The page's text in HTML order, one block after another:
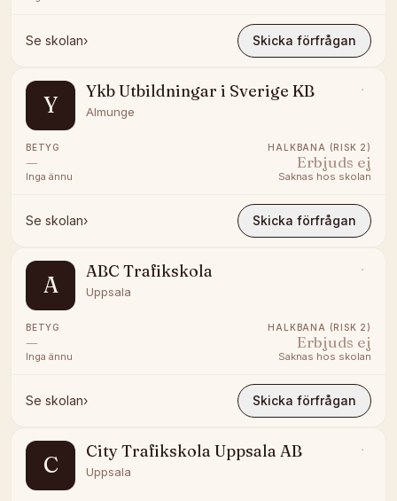
Se skolan› Skicka förfrågan
Y
Ykb Utbildningar i Sverige KB
Almunge
BETYG
—
Inga ännu
HALKBANA (RISK 2)
Erbjuds ej
Saknas hos skolan
Se skolan› Skicka förfrågan
A
ABC Trafikskola
Uppsala
BETYG
—
Inga ännu
HALKBANA (RISK 2)
Erbjuds ej
Saknas hos skolan
Se skolan› Skicka förfrågan
C
City Trafikskola Uppsala AB
Uppsala